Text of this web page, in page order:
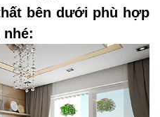
bên dưới phù hợp